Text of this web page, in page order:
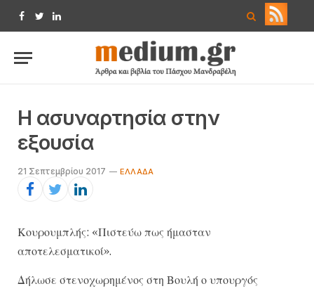
Facebook
TwitterLinkedIn
Η ασυναρτησία στην
εξουσία
21 Σεπτεμβρίου 2017 ΕΛΛΆΔΑ
Κουρουμπλής: «Πιστεύω πως ήμασταν
αποτελεσματικοί».
Δήλωσε στενοχωρημένος στη Βουλή ο υπουργός